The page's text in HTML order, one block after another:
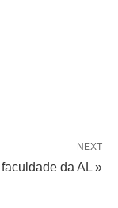
NEXT
da AL »